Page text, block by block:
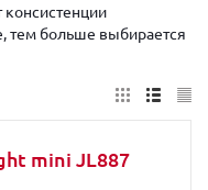
консистенции
тем больше выбирается
mini JL887